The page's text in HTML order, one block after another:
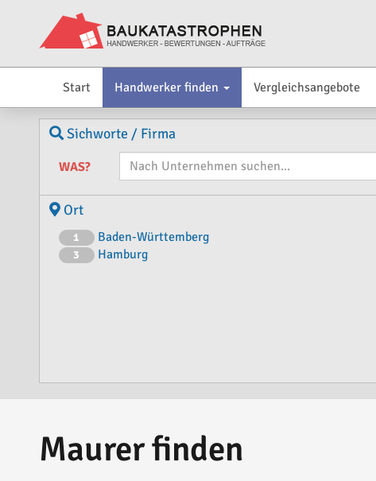
Start Handwerker finden Vergleichsangebote
Sichworte / Firma
WAS?
Ort
1 Baden-Württemberg
3 Hamburg
Maurer finden